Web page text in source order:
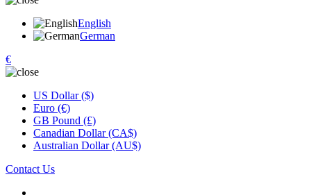
English
German
€
US Dollar ($)
Euro (€)
GB Pound (£)
Canadian Dollar (CA$)
Australian Dollar (AU$)
Contact Us